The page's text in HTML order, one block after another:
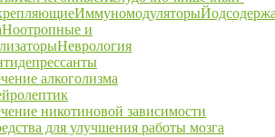
Иммуномодуляторы
Ноотропные и
Неврология
алкоголизма
никотиновой зависимости
для улучшения работы мозга